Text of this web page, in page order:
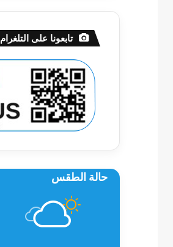
تابعونا على التلغرام
حالة الطقس